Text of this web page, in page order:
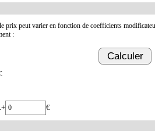
prix peut varier en fonction de coefficients
:
Calculer
€